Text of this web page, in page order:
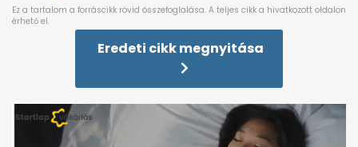
Eredeti cikk megnyitása